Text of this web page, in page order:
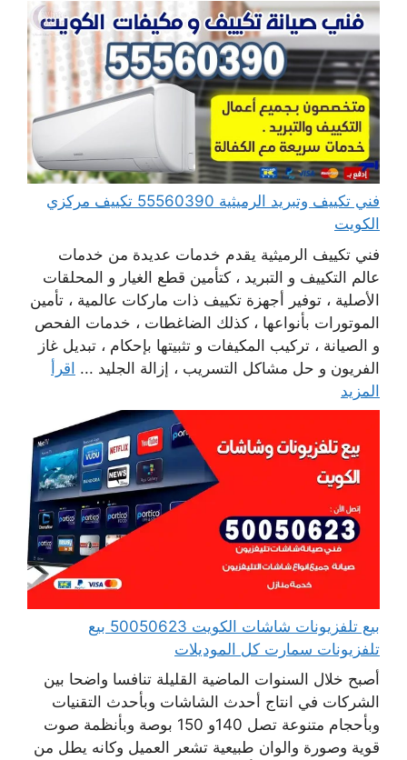
فني تكييف وتبريد الرميثية 55560390 تكييف مركزي
الكويت
فني تكييف الرميثية يقدم خدمات عديدة من خدمات
عالم التكييف و التبريد ، كتأمين قطع الغيار و المحلقات
الأصلية ، توفير أجهزة تكييف ذات ماركات عالمية ، تأمين
الموتورات بأنواعها ، كذلك الضاغطات ، خدمات الفحص
و الصيانة ، تركيب المكيفات و تثبيتها بإحكام ، تبديل غاز
الفريون و حل مشاكل التسريب ، إزالة الجليد ... اقرأ
المزيد
بيع تلفزيونات شاشات الكويت 50050623 بيع
تلفزيونات سمارت كل الموديلات
أصبح خلال السنوات الماضية القليلة تنافسا واضحا بين
الشركات في انتاج أحدث الشاشات وبأحدث التقنيات
وبأحجام متنوعة تصل 140و 150 بوصة وبأنظمة صوت
قوية وصورة والوان طبيعية تشعر العميل وكانه يطل من